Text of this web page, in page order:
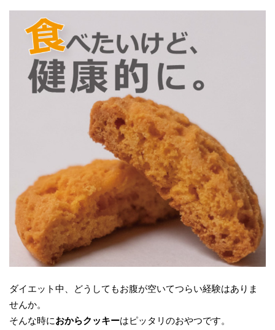
ダイエット中、どうしてもお腹が空いてつらい経験はありま
せんか。
そんな時におからクッキーはピッタリのおやつです。